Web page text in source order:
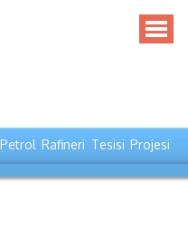
Rafineri Tesisi Projesi